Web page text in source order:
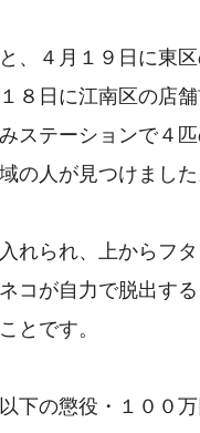
、４月１９日に東
８日に江南区の店
ステーションで４
の人が見つけまし
れられ、上からフ
コが自力で脱出す
とです。
下の懲役・１００